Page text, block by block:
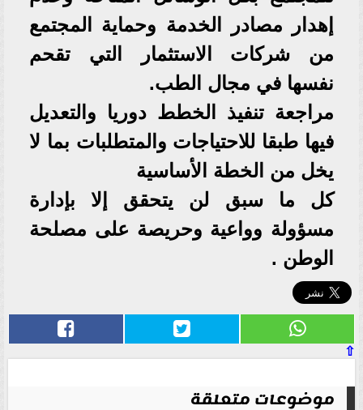
إهدار مصادر الخدمة وحماية المجتمع
من شركات الاستثمار التي تقحم
نفسها في مجال الطب.
مراجعة تنفيذ الخطط دوريا والتعديل
فيها طبقا للاحتياجات والمتطلبات بما لا
يخل من الخطة الأساسية
كل ما سبق لن يتحقق إلا بإدارة
مسؤولة وواعية وحريصة على مصلحة
الوطن .
⇧
موضوعات متعلقة